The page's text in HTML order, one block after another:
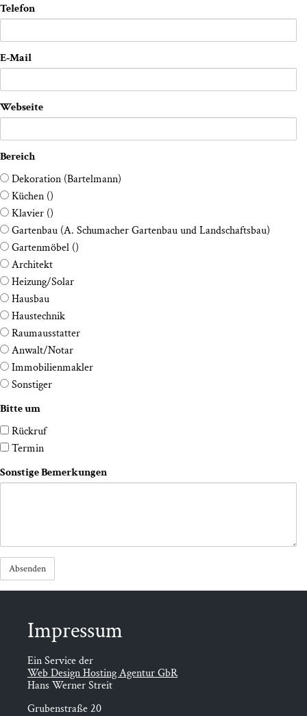
Tele­fon
E‑Mail
Web­sei­te
Bereich
Deko­ra­ti­on (Bartel­mann)
Küchen ()
Klavier ()
Gar­ten­bau (A. Schu­ma­cher Gar­ten­bau und Landschaftsbau)
Gartenmöbel ()
Architekt
Heizung/Solar
Hausbau
Haustechnik
Raumausstatter
Anwalt/Notar
Immobilienmakler
Sonstiger
Bit­te um
Rückruf
Termin
Sons­ti­ge Bemerkungen
Impres­sum
Ein Service der
Web Design Hosting Agentur GbR
Hans Werner Streit
Grubenstraße 20